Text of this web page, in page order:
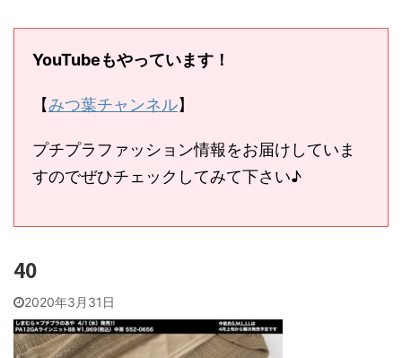
YouTubeもやっています！
【みつ葉チャンネル】
プチプラファッション情報をお届けしていま
すのでぜひチェックしてみて下さい♪
40
2020年3月31日